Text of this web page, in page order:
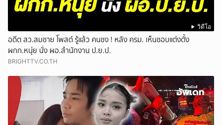
วิดีโอ
อดีต สว.สมชาย โพสต์ รู้แล้ว คนชง ! หลัง ครม. เห็นชอบแต่งตั้ง
ผกก.หนุ่ย นั่ง ผอ.สำนักงาน ป.ย.ป.
BRIGHTTV.CO.TH